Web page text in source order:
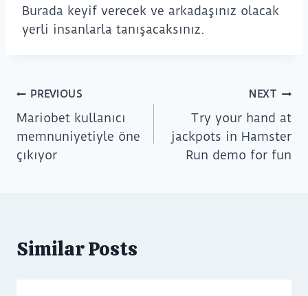
Burada keyif verecek ve arkadaşınız olacak
yerli insanlarla tanışacaksınız.
PREVIOUS
Mariobet kullanıcı
memnuniyetiyle öne
çıkıyor
NEXT
Try your hand at
jackpots in Hamster
Run demo for fun
Similar Posts